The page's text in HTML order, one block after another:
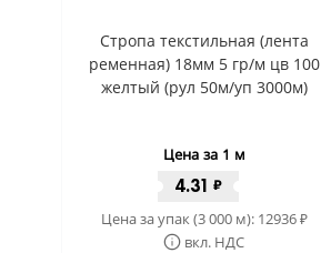
Стропа текстильная (лента
ременная) 18мм 5 гр/м цв 100
желтый (рул 50м/уп 3000м)
Цена за 1 м
4.31 ₽
Цена за упак (3 000 м): 12936₽
вкл. НДС